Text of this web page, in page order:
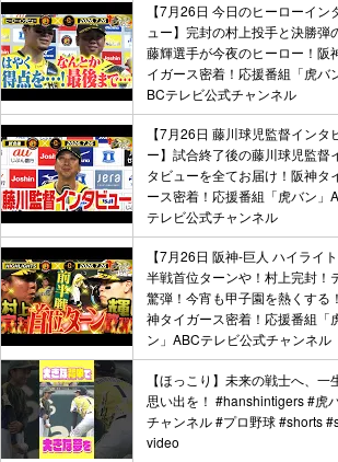
【7月26日 今日のヒーローイン
ュー】完封の村上投手と決勝弾
藤輝選手が今夜のヒーロー！阪
イガース密着！応援番組「虎バ
BCテレビ公式チャンネル
【7月26日 藤川球児監督インタ
ー】試合終了後の藤川球児監督
タビューを全てお届け！阪神タ
ース密着！応援番組「虎バン」
テレビ公式チャンネル
【7月26日 阪神-巨人 ハイライ
半戦首位ターンや！村上完封！
驚弾！今宵も甲子園を熱くする
神タイガース密着！応援番組「
ン」ABCテレビ公式チャンネル
【ほっこり】未来の戦士へ、一
思い出を！ #hanshintigers #虎
チャンネル #プロ野球 #shorts
video